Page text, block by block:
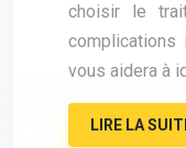
choisir le
complications
vous aidera à
LIRE LA